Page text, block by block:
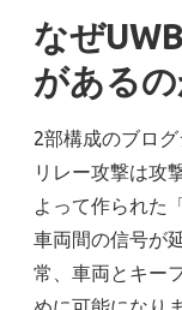
なぜ
がある
2部構成のブロ
リレー攻撃は攻
よって作られた
車両間の信号が
常、車両とキー